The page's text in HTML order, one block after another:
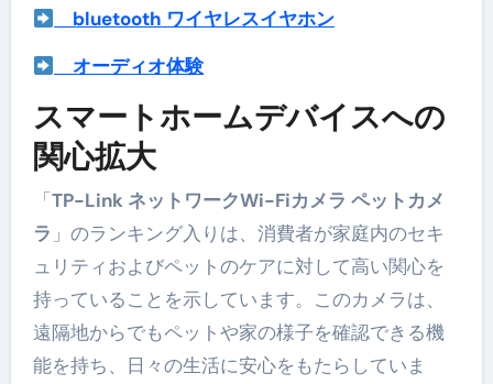
bluetooth ワイヤレスイヤホン
オーディオ体験
スマートホームデバイスへの
関心拡大
「TP-Link ネットワークWi-Fiカメラ ペットカメ
ラ 」のランキング入りは、消費者が家庭内のセキ
ュリティおよびペットのケアに対して高い関心を
持っていることを示しています。このカメラは、
遠隔地からでもペットや家の様子を確認できる機
能を持ち、日々の生活に安心をもたらしていま